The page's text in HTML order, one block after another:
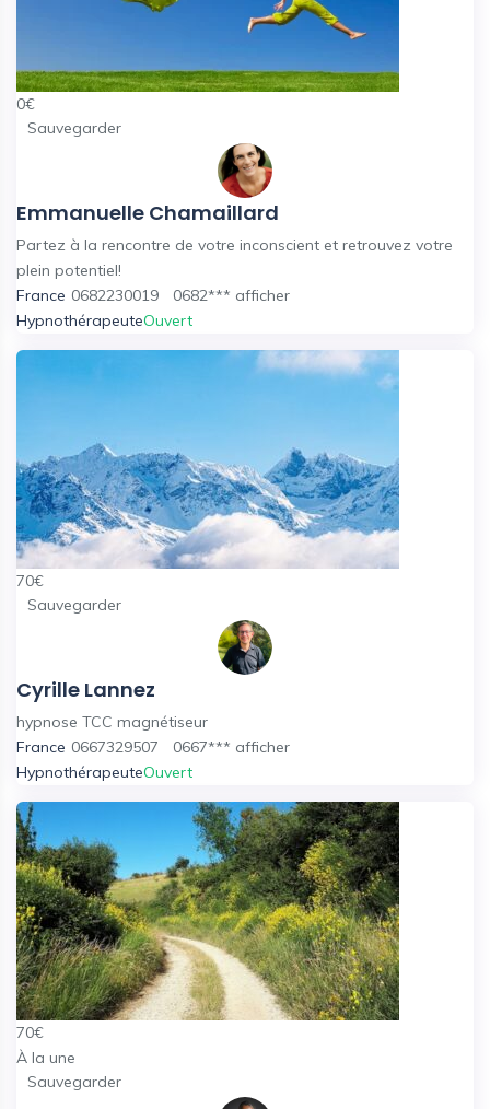
0€
Sauvegarder
Emmanuelle Chamaillard
Partez à la rencontre de votre inconscient et retrouvez votre
plein potentiel!
France 0682230019 0682*** afficher
HypnothérapeuteOuvert
70€
Sauvegarder
Cyrille Lannez
hypnose TCC magnétiseur
France 0667329507 0667*** afficher
HypnothérapeuteOuvert
70€
À la une
Sauvegarder